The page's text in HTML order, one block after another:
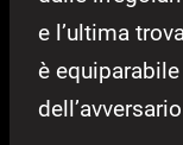
e l’ultima
è